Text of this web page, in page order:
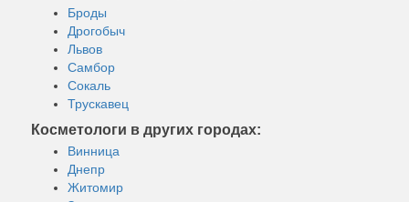
Броды
Дрогобыч
Львов
Самбор
Сокаль
Трускавец
Косметологи в других городах:
Винница
Днепр
Житомир